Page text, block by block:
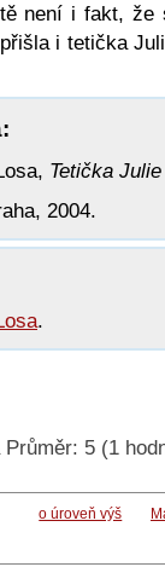
není i fakt, že
i tetička
Tetička
2004.
.
Průměr: 5 (1
o úroveň výš